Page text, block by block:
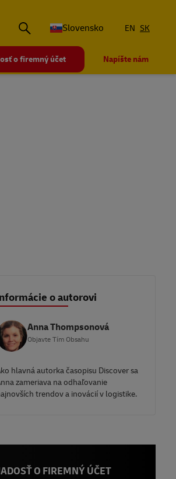
Slovensko
EN SK
o firemný účet Napíšte nám
o autorovi
Anna Thompsonová
Objavte Tím Obsahu
hlavná autorka časopisu Discover sa
zameriava na odhaľovanie
trendov a inovácií v logistike.
O FIREMNÝ ÚČET